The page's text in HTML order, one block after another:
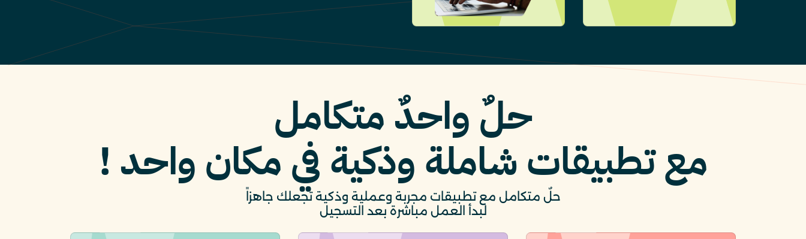
حلٌ واحدٌ متكامل
مع تطبيقات شاملة وذكية في مكان واحد !
حلٌ متكامل مع تطبيقات مجربة وعملية وذكية تجعلك جاهزاً
لبدأ العمل مباشرة بعد التسجيل